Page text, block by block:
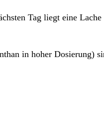
Tag liegt eine
in hoher Dosierung)